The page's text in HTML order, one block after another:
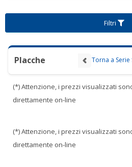
Filtri
Placche Torna a
(*) Attenzione, i prezzi visualizzati
direttamente on-line
(*) Attenzione, i prezzi visualizzati
direttamente on-line